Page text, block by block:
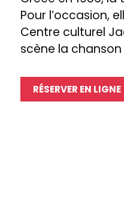
Pour l’occasion,
Centre culturel
scène la
RÉSERVER EN LIGNE